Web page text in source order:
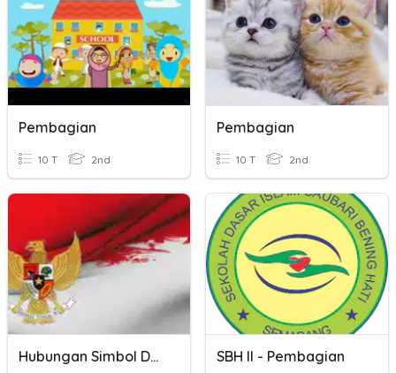
Pembagian
10 T 2nd
Pembagian
10 T 2nd
Hubungan Simbol Dengan Sila-Sila Pancasila SBH II - Pembagian